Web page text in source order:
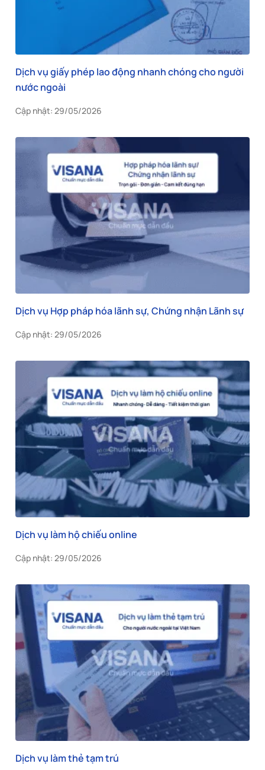
Dịch vụ giấy phép lao động nhanh chóng cho người
nước ngoài
Cập nhật: 29/05/2026
Dịch vụ Hợp pháp hóa lãnh sự, Chứng nhận Lãnh sự
Cập nhật: 29/05/2026
Dịch vụ làm hộ chiếu online
Cập nhật: 29/05/2026
Dịch vụ làm thẻ tạm trú